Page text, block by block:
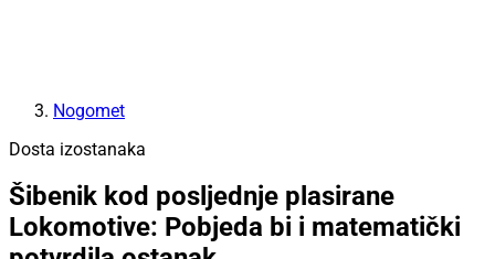
Nogomet
Dosta izostanaka
Šibenik kod posljednje plasirane
Lokomotive: Pobjeda bi i matematički